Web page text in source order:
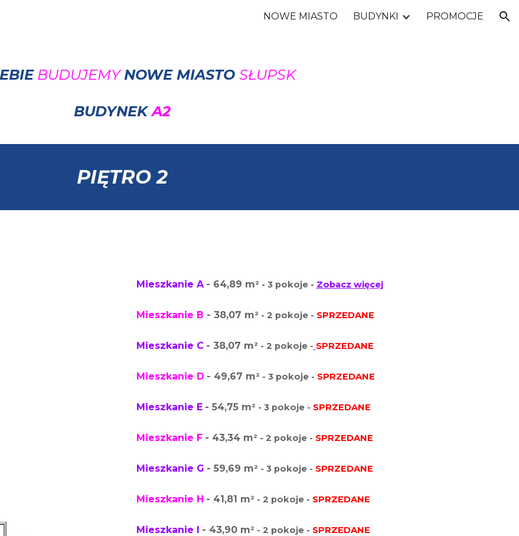
Skip to navigationNOWE MIASTO BUDYNKI PROMOCJE
BUDUJEMYNOWE MIASTO SŁUPSK
BUDYNEKA2
PIĘTRO2
Mieszkanie A - 64,89 m² - 3 pokoje - Zobacz więcej
Mieszkanie B - 38,07 m² - 2 pokoje - SPRZEDANE
Mieszkanie C - 38,07 m² - 2 pokoje - SPRZEDANE
Mieszkanie D - 49,67 m² - 3 pokoje - SPRZEDANE
Mieszkanie E - 54,75 m² - 3 pokoje - SPRZEDANE
Mieszkanie F - 43,34 m² - 2 pokoje - SPRZEDANE
Mieszkanie G - 59,69 m² - 3 pokoje - SPRZEDANE
Mieszkanie H - 41,81 m² - 2 pokoje - SPRZEDANE
Mieszkanie I - 43,90 m² - 2 pokoje - SPRZEDANE